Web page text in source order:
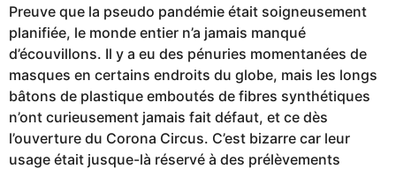
Preuve que la pseudo pandémie était soigneusement
planifiée, le monde entier n’a jamais manqué
d’écouvillons. Il y a eu des pénuries momentanées de
masques en certains endroits du globe, mais les longs
bâtons de plastique emboutés de fibres synthétiques
n’ont curieusement jamais fait défaut, et ce dès
l’ouverture du Corona Circus. C’est bizarre car leur
usage était jusque-là réservé à des prélèvements